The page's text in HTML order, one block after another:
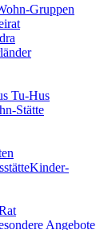
Gruppen
Tu-Hus
Stätte
Kinder-
Angebote